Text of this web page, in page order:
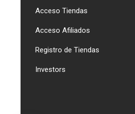
Acceso Tiendas
Acceso Afiliados
Registro de Tiendas
Investors